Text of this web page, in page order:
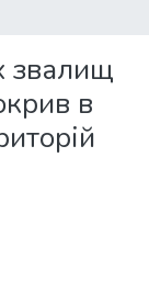
звалищ
в